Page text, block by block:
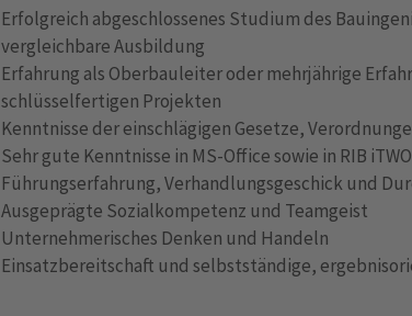
Erfolgreich abgeschlossenes Studium des
vergleichbare Ausbildung
Erfahrung als Oberbauleiter oder mehrjährige
schlüsselfertigen Projekten
Kenntnisse der einschlägigen Gesetze,
Sehr gute Kenntnisse in MS-Office sowie in RIB iTWO
Führungserfahrung, Verhandlungsgeschick und
Ausgeprägte Sozialkompetenz und Teamgeist
Unternehmerisches Denken und Handeln
Einsatzbereitschaft und selbstständige,